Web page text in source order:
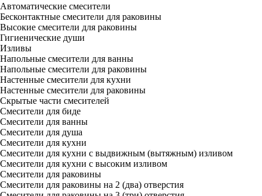
Автоматические смесители
Бесконтактные смесители для раковины
Высокие смесители для раковины
Гигиенические души
Изливы
Напольные смесители для ванны
Напольные смесители для раковины
Настенные смесители для кухни
Настенные смесители для раковины
Скрытые части смесителей
Смесители для биде
Смесители для ванны
Смесители для душа
Смесители для кухни
Смесители для кухни с выдвижным (вытяжным) изливом
Смесители для кухни с высоким изливом
Смесители для раковины
Смесители для раковины на 2 (два) отверстия